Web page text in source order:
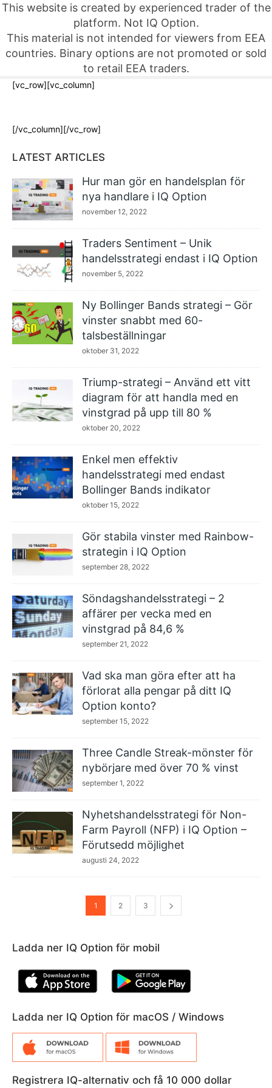
This website is created by experienced trader of the
platform. Not IQ Option.
This material is not intended for viewers from EEA
countries. Binary options are not promoted or sold
to retail EEA traders.
[vc_row][vc_column]
[/vc_column][/vc_row]
LATEST ARTICLES
Hur man gör en handelsplan för
nya handlare i IQ Option
november 12, 2022
Traders Sentiment – Unik
handelsstrategi endast i IQ Option
november 5, 2022
Ny Bollinger Bands strategi – Gör
vinster snabbt med 60-
talsbeställningar
oktober 31, 2022
Triump-strategi – Använd ett vitt
diagram för att handla med en
vinstgrad på upp till 80 %
oktober 20, 2022
Enkel men effektiv
handelsstrategi med endast
Bollinger Bands indikator
oktober 15, 2022
Gör stabila vinster med Rainbow-
strategin i IQ Option
september 28, 2022
Söndagshandelsstrategi – 2
affärer per vecka med en
vinstgrad på 84,6 %
september 21, 2022
Vad ska man göra efter att ha
förlorat alla pengar på ditt IQ
Option konto?
september 15, 2022
Three Candle Streak-mönster för
nybörjare med över 70 % vinst
september 1, 2022
Nyhetshandelsstrategi för Non-
Farm Payroll (NFP) i IQ Option –
Förutsedd möjlighet
augusti 24, 2022
1 2 3
Ladda ner IQ Option för mobil
Ladda ner IQ Option för macOS / Windows
Registrera IQ-alternativ och få 10 000 dollar